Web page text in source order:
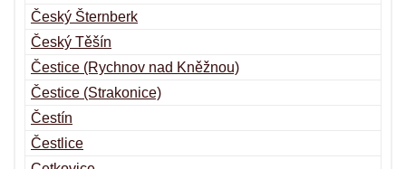
Český Šternberk
Český Těšín
Čestice (Rychnov nad Kněžnou)
Čestice (Strakonice)
Čestín
Čestlice